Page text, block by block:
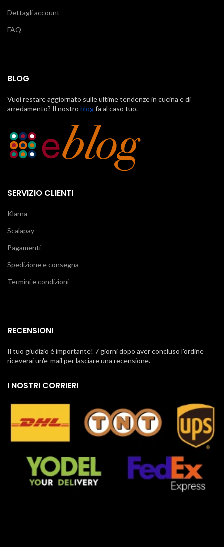
Dettagli account
FAQ
BLOG
Vuoi restare aggiornato sulle ultime tendenze in cucina e di
arredamento? Il nostro blogfa al caso tuo.
SERVIZIO CLIENTI
Klarna
Scalapay
Pagamenti
Spedizione e consegna
Termini e condizioni
RECENSIONI
Il tuo giudizio è importante! 7 giorni dopo aver concluso l'ordine
riceverai un'e-mail per lasciare una recensione.
I NOSTRI CORRIERI